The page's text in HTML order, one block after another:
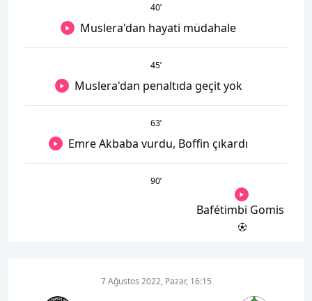
40’
Muslera'dan hayati müdahale
45’
Muslera'dan penaltıda geçit yok
63’
Emre Akbaba vurdu, Boffin çıkardı
90’
Bafétimbi Gomis
7 Ağustos 2022, Pazar, 16:15